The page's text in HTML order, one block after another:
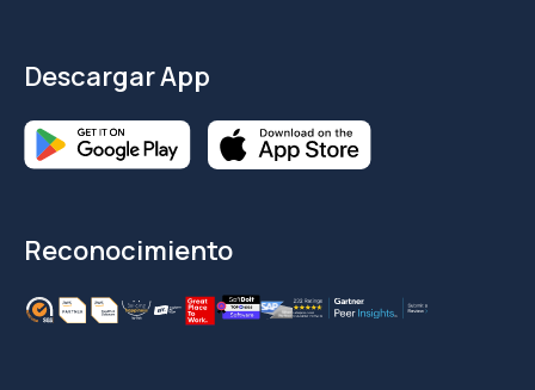
Descargar App
Reconocimiento